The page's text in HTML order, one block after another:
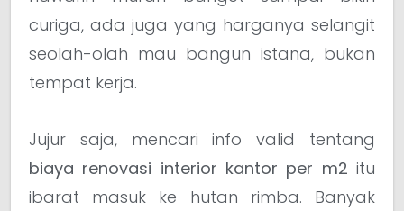
curiga, ada juga yang harganya selangit
seolah-olah mau bangun istana, bukan
tempat kerja.
Jujur saja, mencari info valid tentang
biaya renovasi interior kantor per m2 itu
ibarat masuk ke hutan rimba. Banyak